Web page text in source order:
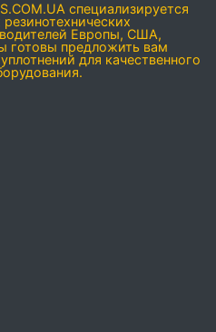
специализируется
Европы, США,
готовы предложить вам
для качественного